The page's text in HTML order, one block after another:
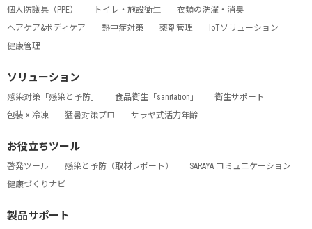
個人防護具（PPE）
トイレ・施設衛生
衣類の洗濯・消臭
ヘアケア&ボディケア
熱中症対策 薬剤管理
IoTソリューション
健康管理
ソリューション
感染対策「感染と予防」 食品衛生「sanitation」
衛生サポート
包装 × 冷凍
猛暑対策プロ サラヤ式活力年齢
お役立ちツール
啓発ツール 感染と予防（取材レポート）
SARAYA コミュニケーション
健康づくりナビ
製品サポート